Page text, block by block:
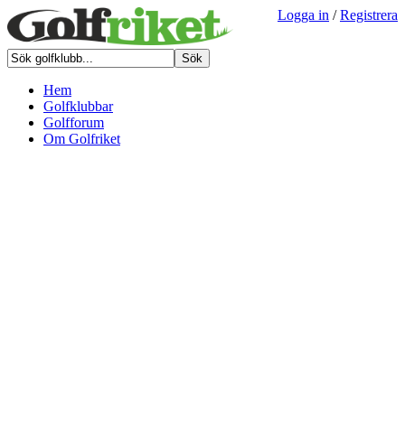
Logga in /Registrera
Hem
Golfklubbar
Golfforum
Om Golfriket